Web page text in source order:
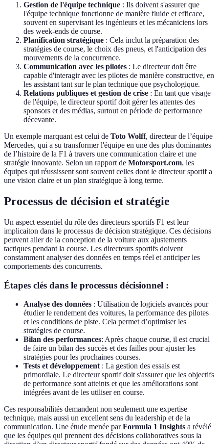
Gestion de l'équipe technique : Ils doivent s'assurer que
l'équipe technique fonctionne de manière fluide et efficace,
souvent en supervisant les ingénieurs et les mécaniciens lors
des week-ends de course.
Planification stratégique : Cela inclut la préparation des
stratégies de course, le choix des pneus, et l'anticipation des
mouvements de la concurrence.
Communication avec les pilotes : Le directeur doit être
capable d'interagir avec les pilotes de manière constructive, en
les assistant tant sur le plan technique que psychologique.
Relations publiques et gestion de crise : En tant que visage
de l'équipe, le directeur sportif doit gérer les attentes des
sponsors et des médias, surtout en période de performance
décevante.
Un exemple marquant est celui de Toto Wolff, directeur de l’équipe
Mercedes, qui a su transformer l'équipe en une des plus dominantes
de l’histoire de la F1 à travers une communication claire et une
stratégie innovante. Selon un rapport de Motorsport.com, les
équipes qui réussissent sont souvent celles dont le directeur sportif a
une vision claire et un plan stratégique à long terme.
Processus de décision et stratégie
Un aspect essentiel du rôle des directeurs sportifs F1 est leur
implicaiton dans le processus de décision stratégique. Ces décisions
peuvent aller de la conception de la voiture aux ajustements
tactiques pendant la course. Les directeurs sportifs doivent
constamment analyser des données en temps réel et anticiper les
comportements des concurrents.
Étapes clés dans le processus décisionnel :
Analyse des données : Utilisation de logiciels avancés pour
étudier le rendement des voitures, la performance des pilotes
et les conditions de piste. Cela permet d’optimiser les
stratégies de course.
Bilan des performances: Après chaque course, il est crucial
de faire un bilan des succès et des failles pour ajuster les
stratégies pour les prochaines courses.
Tests et développement: La gestion des essais est
primordiale. Le directeur sportif doit s'assurer que les objectifs
de performance sont atteints et que les améliorations sont
intégrées avant de les utiliser en course.
Ces responsabilités demandent non seulement une expertise
technique, mais aussi un excellent sens du leadership et de la
communication. Une étude menée parFormula 1 Insights a révélé
que les équipes qui prennent des décisions collaboratives sous la